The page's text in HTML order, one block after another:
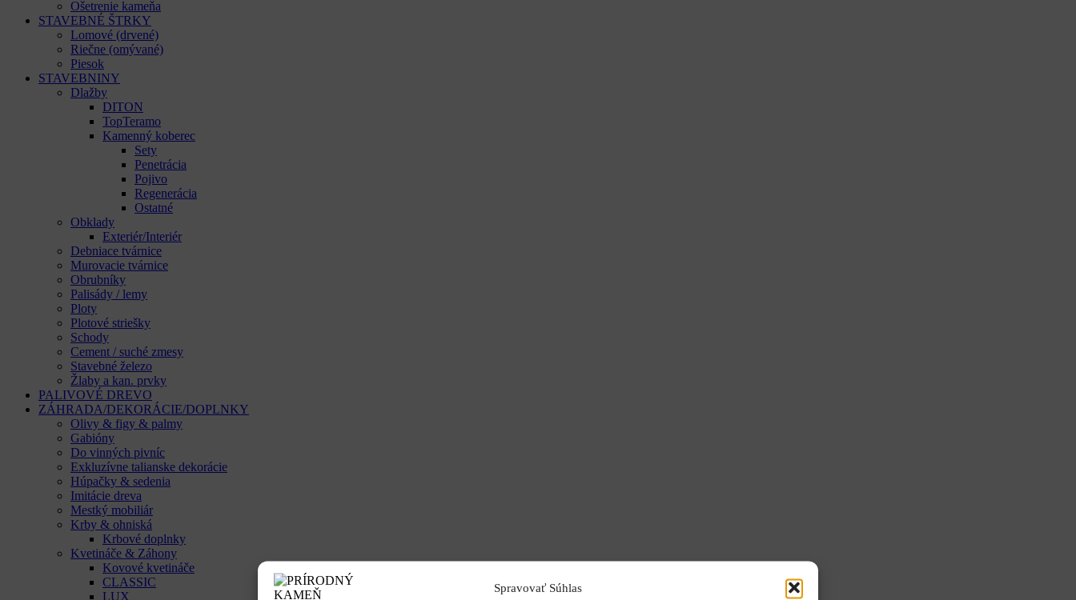
Spravovať Súhlas
Ošetrenie kameňa
STAVEBNÉ ŠTRKY
Lomové (drvené)
Riečne (omývané)
Piesok
STAVEBNINY
Dlažby
DITON
TopTeramo
Kamenný koberec
Sety
Penetrácia
Pojivo
Regenerácia
Ostatné
Obklady
Exteriér/Interiér
Debniace tvárnice
Murovacie tvárnice
Obrubníky
Palisády / lemy
Ploty
Plotové striešky
Schody
Cement / suché zmesy
Stavebné železo
Žlaby a kan. prvky
PALIVOVÉ DREVO
ZÁHRADA/DEKORÁCIE/DOPLNKY
Olivy & figy & palmy
Gabióny
Do vinných pivníc
Exkluzívne talianske dekorácie
Húpačky & sedenia
Imitácie dreva
Mestký mobiliár
Krby & ohniská
Krbové doplnky
Kvetináče & Záhony
Kovové kvetináče
CLASSIC
LUX